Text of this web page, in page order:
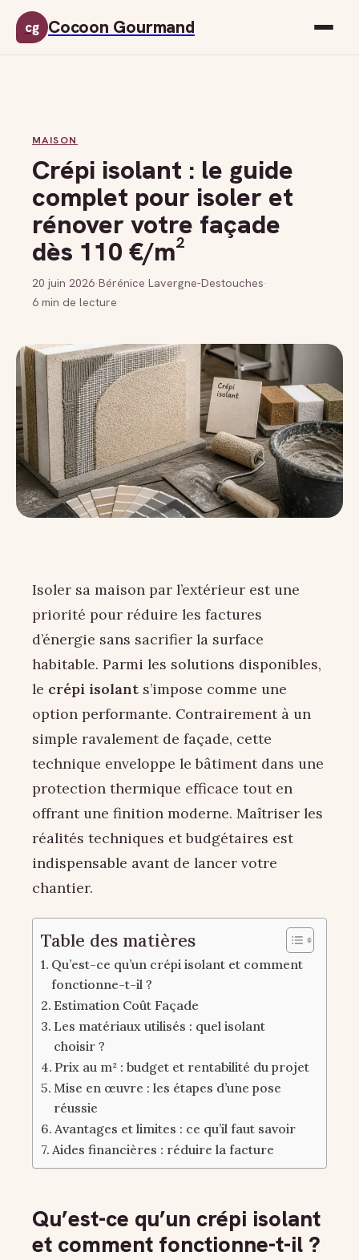
cg Cocoon Gourmand
MAISON
Crépi isolant : le guide
complet pour isoler et
rénover votre façade
dès 110 €/m²
20 juin 2026·Bérénice Lavergne-Destouches·
6 min de lecture
Isoler sa maison par l’extérieur est une
priorité pour réduire les factures
d’énergie sans sacrifier la surface
habitable. Parmi les solutions disponibles,
le crépi isolant s’impose comme une
option performante. Contrairement à un
simple ravalement de façade, cette
technique enveloppe le bâtiment dans une
protection thermique efficace tout en
offrant une finition moderne. Maîtriser les
réalités techniques et budgétaires est
indispensable avant de lancer votre
chantier.
Table des matières
Qu’est-ce qu’un crépi isolant et comment
fonctionne-t-il ?
Estimation Coût Façade
Les matériaux utilisés : quel isolant
choisir ?
Prix au m² : budget et rentabilité du projet
Mise en œuvre : les étapes d’une pose
réussie
Avantages et limites : ce qu’il faut savoir
Aides financières : réduire la facture
Qu’est-ce qu’un crépi isolant
et comment fonctionne-t-il ?